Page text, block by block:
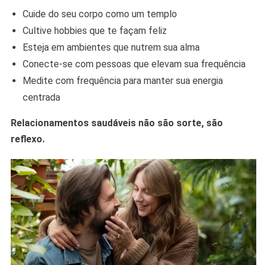
Cuide do seu corpo como um templo
Cultive hobbies que te façam feliz
Esteja em ambientes que nutrem sua alma
Conecte-se com pessoas que elevam sua frequência
Medite com frequência para manter sua energia
centrada
Relacionamentos saudáveis não são sorte, são
reflexo.